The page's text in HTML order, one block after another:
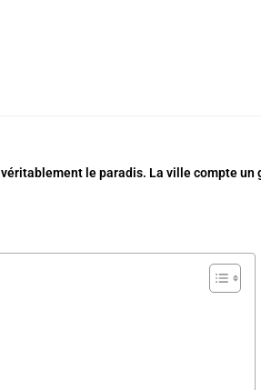
le paradis. La ville compte un